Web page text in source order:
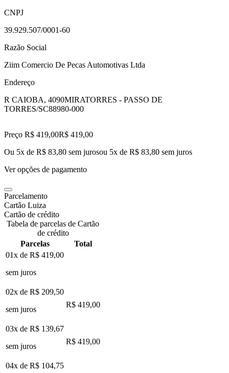
CNPJ
39.929.507/0001-60
Razão Social
Ziim Comercio De Pecas Automotivas Ltda
Endereço
R CAIOBA, 4090MIRATORRES - PASSO DE
TORRES/SC88980-000
Preço R$ 419,00R$ 419,00
Ou 5x de R$ 83,80 sem jurosou 5x de R$ 83,80 sem juros
Ver opções de pagamento
Parcelamento
Cartão Luiza
Cartão de crédito
Tabela de parcelas de Cartão
de crédito
Parcelas
Total
01x de R$ 419,00
sem juros
02x de R$ 209,50
sem juros
R$ 419,00
03x de R$ 139,67
sem juros
R$ 419,00
04x de R$ 104,75